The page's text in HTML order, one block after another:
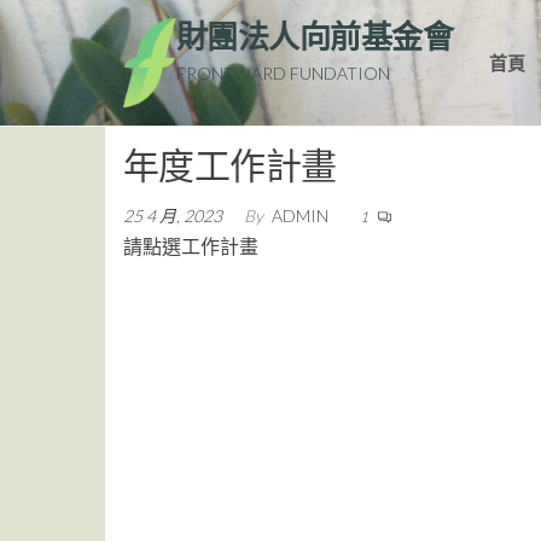
Skip
to
content
財團法人向前基金會
FRONTWARD FUNDATION 首頁
年度工作計畫
25 4 月, 2023 By ADMIN 1
請點選工作計畫